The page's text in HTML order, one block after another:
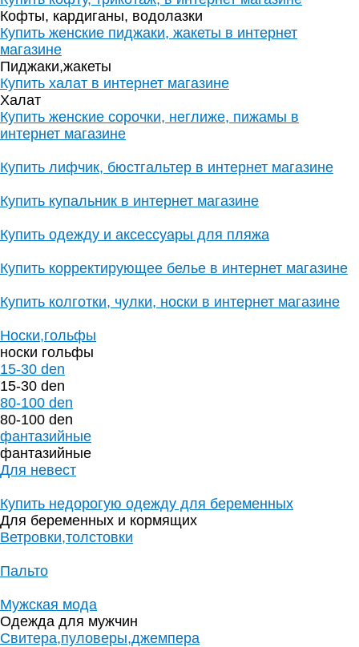
Кофты, кардиганы, водолазки
Купить женские пиджаки, жакеты в интернет
магазине
Пиджаки,жакеты
Купить халат в интернет магазине
Халат
Купить женские сорочки, неглиже, пижамы в
интернет магазине
Купить лифчик, бюстгальтер в интернет магазине
Купить купальник в интернет магазине
Купить одежду и аксессуары для пляжа
Купить корректирующее белье в интернет магазине
Купить колготки, чулки, носки в интернет магазине
Носки,гольфы
носки гольфы
15-30 den
15-30 den
80-100 den
80-100 den
фантазийные
фантазийные
Для невест
Купить недорогую одежду для беременных
Для беременных и кормящих
Ветровки,толстовки
Пальто
Мужская мода
Одежда для мужчин
Свитера,пуловеры,джемпера